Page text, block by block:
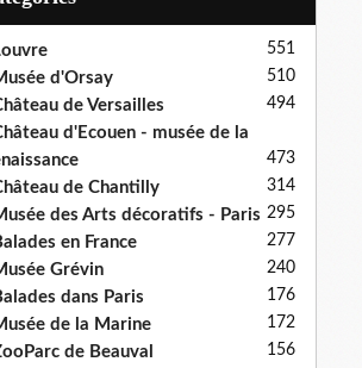
551
d'Orsay 510
de Versailles 494
d'Ecouen - musée de la
473
de Chantilly 314
des Arts décoratifs - Paris 295
en France 277
Grévin 240
dans Paris 176
de la Marine 172
de Beauval 156